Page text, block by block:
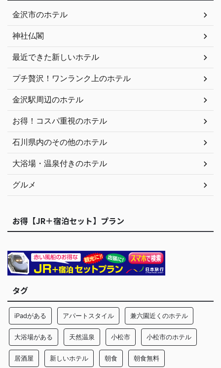
金沢市のホテル
神社仏閣
最近できた新しいホテル
プチ贅沢！ワンランク上のホテル
金沢駅周辺のホテル
お得！コスパ重視のホテル
石川県内のその他のホテル
大浴場・温泉付きのホテル
グルメ
お得【JR＋宿泊セット】プラン
タグ
iPadがある アパートスタイル 兼六園近くのホテル
大浴場がある 天然温泉 小松市 小松市のホテル
居酒屋 新しいホテル 朝食 朝食無料